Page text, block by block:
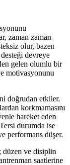
zaman zaman
olur, bazen
desteği devreye
gelen olumlu bir
motivasyonunu
doğrudan etkiler.
korkmamasını
hareket eden
durumda ise
performans düşer.
düzen ve disiplin
saatlerine